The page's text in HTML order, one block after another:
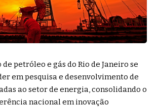
petróleo e gás do Rio de Janeiro se
em pesquisa e desenvolvimento de
ao setor de energia, consolidando o
nacional em inovação